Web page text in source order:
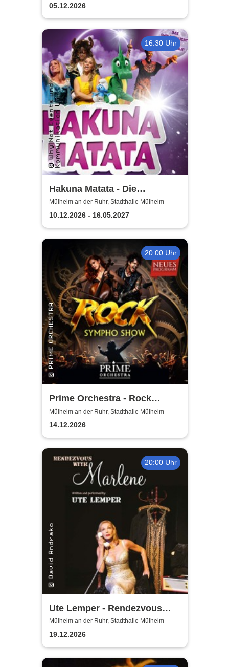
Classics
05.12.2026
16:30 Uhr
Hakuna Matata - Die
einzigartige große
Kindermusical-Gala
Mülheim an der Ruhr, Stadthalle Mülheim
10.12.2026 - 16.05.2027
20:00 Uhr
Prime Orchestra - Rock
Sympho Show
Mülheim an der Ruhr, Stadthalle Mülheim
14.12.2026
20:00 Uhr
Ute Lemper - Rendezvous
with Marlene
Mülheim an der Ruhr, Stadthalle Mülheim
19.12.2026